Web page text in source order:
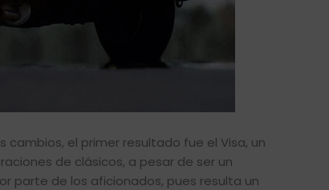
el primer resultado fue el Visa, un
de clásicos, a pesar de ser un
parte de los aficionados, pues resulta un